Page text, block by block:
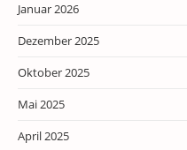
Januar 2026
Dezember 2025
Oktober 2025
Mai 2025
April 2025